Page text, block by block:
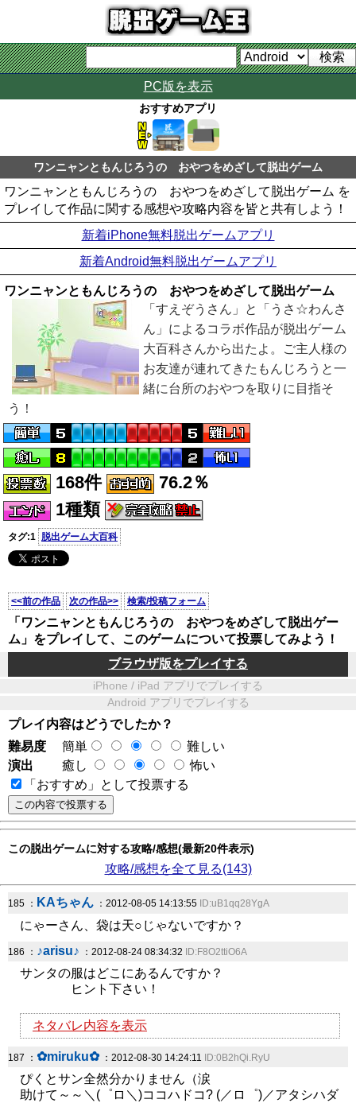
PC版を表示
おすすめアプリ
ワンニャンともんじろうの おやつをめざして脱出ゲーム
ワンニャンともんじろうの おやつをめざして脱出ゲーム を
プレイして作品に関する感想や攻略内容を皆と共有しよう！
新着iPhone無料脱出ゲームアプリ
新着Android無料脱出ゲームアプリ
ワンニャンともんじろうの おやつをめざして脱出ゲーム
「すえぞうさん」と「うさ☆わんさ
ん」によるコラボ作品が脱出ゲーム
大百科さんから出たよ。ご主人様の
お友達が連れてきたもんじろうと一
緒に台所のおやつを取りに目指そ
う！
168件
76.2％
1種類
タグ:1 脱出ゲーム大百科
<<前の作品 次の作品>> 検索/投稿フォーム
「ワンニャンともんじろうの おやつをめざして脱出ゲー
ム」をプレイして、このゲームについて投票してみよう！
ブラウザ版をプレイする
iPhone / iPad アプリでプレイする
Android アプリでプレイする
プレイ内容はどうでしたか？
難易度
簡単
難しい
演出
癒し
怖い
「おすすめ」として投票する
この脱出ゲームに対する攻略/感想(最新20件表示)
攻略/感想を全て見る(143)
185 ： KAちゃん ：2012-08-05 14:13:55 ID:uB1qq28YgA
にゃーさん、袋は天○じゃないですか？
186 ： ♪arisu♪ ：2012-08-24 08:34:32 ID:F8O2ttiO6A
サンタの服はどこにあるんですか？
ヒント下さい！
ネタバレ内容を表示
187 ： ✿miruku✿：2012-08-30 14:24:11 ID:0B2hQi.RyU
ぴくとサン全然分かりません（涙
助けて～～＼(゜ロ＼)ココハドコ? (／ロ゜)／アタシハダ